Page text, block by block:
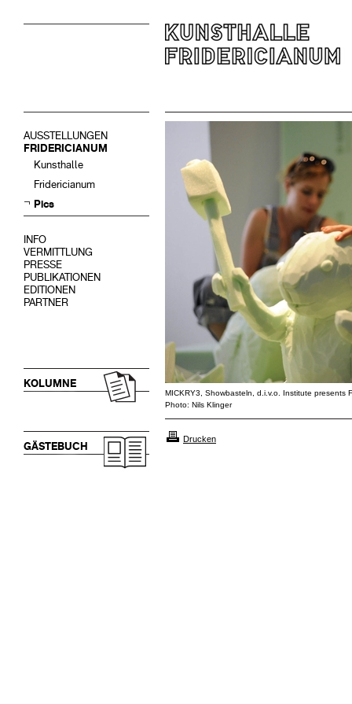
AUSSTELLUNGEN
FRIDERICIANUM
Kunsthalle
Fridericianum
Pics
INFO
VERMITTLUNG
PRESSE
PUBLIKATIONEN
EDITIONEN
PARTNER
KOLUMNE
GÄSTEBUCH
MICKRY3, Showbasteln, d.i.v.o. Institute presents
Photo: Nils Klinger
Drucken